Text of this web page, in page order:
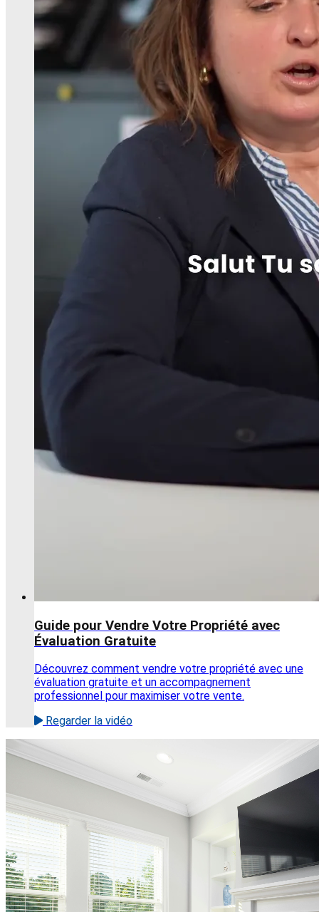
Guide pour Vendre Votre Propriété avec
Évaluation Gratuite
Découvrez comment vendre votre propriété avec une
évaluation gratuite et un accompagnement
professionnel pour maximiser votre vente.
Regarder la vidéo